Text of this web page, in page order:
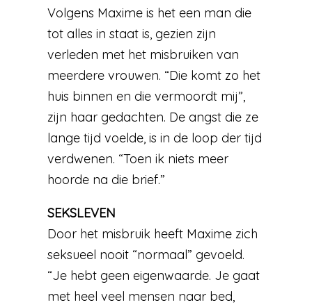
Volgens Maxime is het een man die
tot alles in staat is, gezien zijn
verleden met het misbruiken van
meerdere vrouwen. “Die komt zo het
huis binnen en die vermoordt mij”,
zijn haar gedachten. De angst die ze
lange tijd voelde, is in de loop der tijd
verdwenen. “Toen ik niets meer
hoorde na die brief.”
SEKSLEVEN
Door het misbruik heeft Maxime zich
seksueel nooit “normaal” gevoeld.
“Je hebt geen eigenwaarde. Je gaat
met heel veel mensen naar bed,